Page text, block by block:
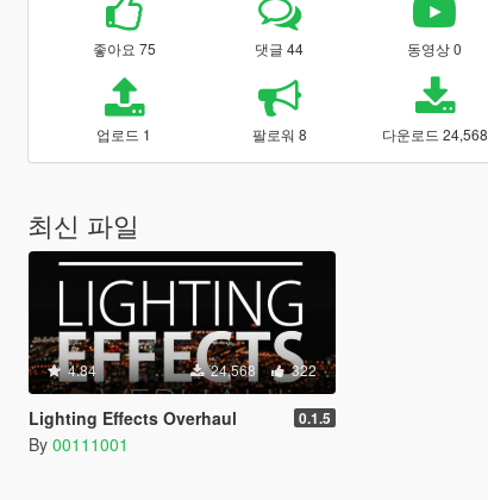
좋아요 75 댓글 44 동영상 0
업로드 1 팔로워 8 다운로드 24,568
최신 파일
4.84 24,568 322
Lighting Effects Overhaul 0.1.5
By 00111001